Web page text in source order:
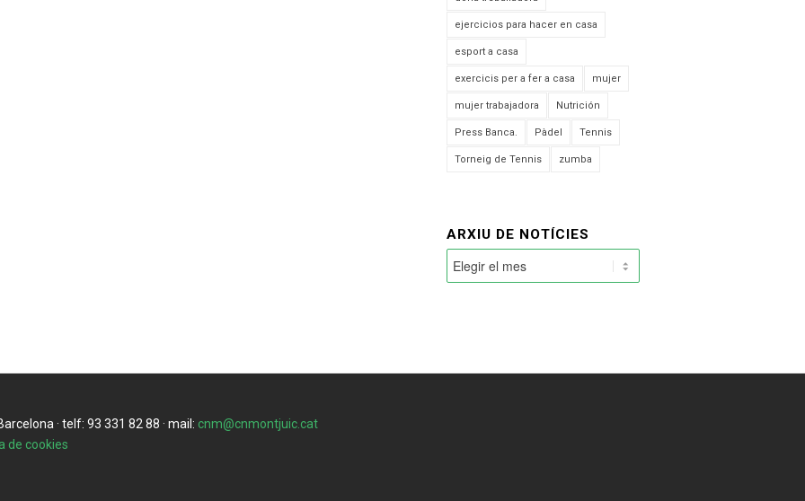
ejercicios para hacer en casa
esport a casa
exercicis per a fer a casa mujer
mujer trabajadora Nutrición
Press Banca. Pàdel Tennis
Torneig de Tennis zumba
ARXIU DE NOTÍCIES
· telf: 93 331 82 88 · mail: cnm@cnmontjuic.cat
de cookies